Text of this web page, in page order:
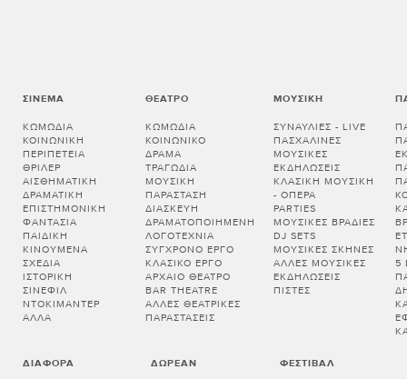
ΣΙΝΕΜΆ
ΚΩΜΩΔΊΑ
ΚΟΙΝΩΝΙΚΉ
ΠΕΡΙΠΈΤΕΙΑ
ΘΡΊΛΕΡ
ΑΙΣΘΗΜΑΤΙΚΉ
ΔΡΑΜΑΤΙΚΉ
ΕΠΙΣΤΗΜΟΝΙΚΉ
ΦΑΝΤΑΣΊΑ
ΠΑΙΔΙΚΉ
ΚΙΝΟΎΜΕΝΑ
ΣΧΈΔΙΑ
ΙΣΤΟΡΙΚΉ
ΣΙΝΕΦΊΛ
ΝΤΟΚΙΜΑΝΤΈΡ
ΆΛΛΑ
ΘΈΑΤΡΟ
ΚΩΜΩΔΊΑ
ΚΟΙΝΩΝΙΚΌ
ΔΡΆΜΑ
ΤΡΑΓΩΔΊΑ
ΜΟΥΣΙΚΉ
ΠΑΡΆΣΤΑΣΗ
ΔΙΑΣΚΕΥΉ
ΔΡΑΜΑΤΟΠΟΙΗΜΈΝΗ
ΛΟΓΟΤΕΧΝΊΑ
ΣΎΓΧΡΟΝΟ ΈΡΓΟ
ΚΛΑΣΙΚΌ ΈΡΓΟ
ΑΡΧΑΊΟ ΘΈΑΤΡΟ
BAR THEATRE
ΆΛΛΕΣ ΘΕΑΤΡΙΚΈΣ
ΠΑΡΑΣΤΆΣΕΙΣ
ΜΟΥΣΙΚΉ
ΣΥΝΑΥΛΊΕΣ - LIVE
ΠΑΣΧΑΛΙΝΈΣ
ΜΟΥΣΙΚΈΣ
ΕΚΔΗΛΏΣΕΙΣ
ΚΛΑΣΙΚΉ ΜΟΥΣΙΚΉ
- ΌΠΕΡΑ
PARTIES
ΜΟΥΣΙΚΈΣ ΒΡΑΔΙΈΣ
DJ SETS
ΜΟΥΣΙΚΈΣ ΣΚΗΝΈΣ
ΆΛΛΕΣ ΜΟΥΣΙΚΈΣ
ΕΚΔΗΛΏΣΕΙΣ
ΠΊΣΤΕΣ
5
ΔΙΆΦΟΡΑ ΔΩΡΕΆΝ ΦΕΣΤΙΒΆΛ